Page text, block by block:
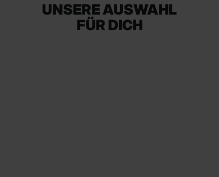
UNSERE AUSWAHL
FÜR DICH